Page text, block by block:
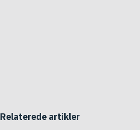
Relaterede artikler